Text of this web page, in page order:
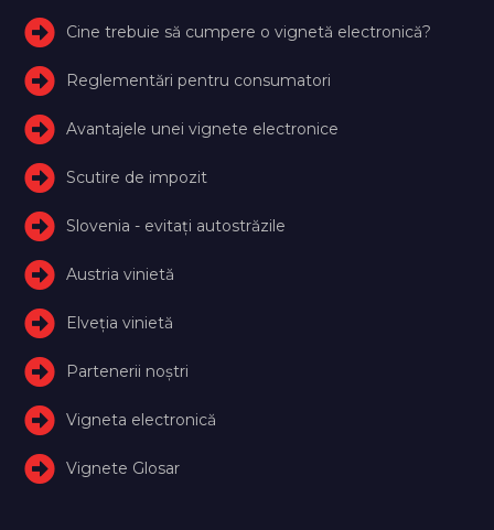
Cine trebuie să cumpere o vignetă electronică?
Reglementări pentru consumatori
Avantajele unei vignete electronice
Scutire de impozit
Slovenia - evitați autostrăzile
Austria vinietă
Elveţia vinietă
Partenerii noștri
Vigneta electronică
Vignete Glosar